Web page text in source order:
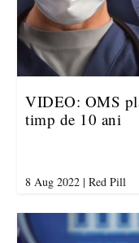
VIDEO: OMS
timp de 10 ani
8 Aug 2022 |Red Pill